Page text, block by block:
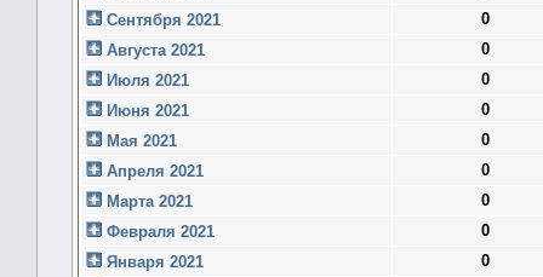
Сентября 2021
0
Августа 2021
0
Июля 2021
0
Июня 2021
0
Мая 2021
0
Апреля 2021
0
Марта 2021
0
Февраля 2021
0
Января 2021
0